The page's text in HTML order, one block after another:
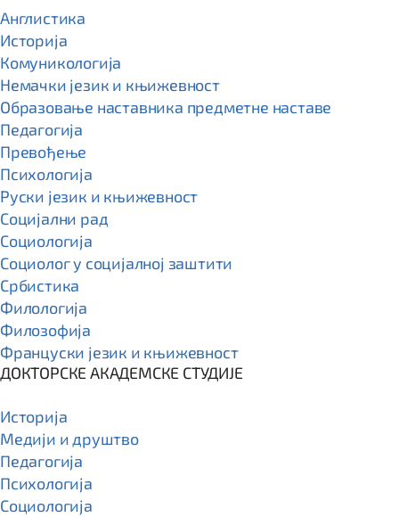
Англистика
Историја
Комуникологија
Немачки језик и књижевност
Образовање наставника предметне наставе
Педагогија
Превођење
Психологија
Руски језик и књижевност
Социјални рад
Социологија
Социолог у социјалној заштити
Србистика
Филологија
Филозофија
Француски језик и књижевност
ДОКТОРСКЕ АКАДЕМСКЕ СТУДИЈЕ
Историја
Медији и друштво
Педагогија
Психологија
Социологија